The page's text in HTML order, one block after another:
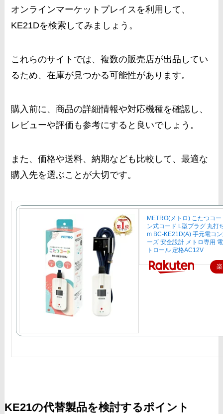
オンラインマーケットプレイスを利用して、
KE21Dを検索してみましょう。
これらのサイトでは、複数の販売店が出品してい
るため、在庫が見つかる可能性があります。
購入前に、商品の詳細情報や対応機種を確認し、
レビューや評価も参考にすると良いでしょう。
また、価格や送料、納期なども比較して、最適な
購入先を選ぶことが大切です。
METRO(メトロ) こたつコ
ン式コード L型プラグ 丸打
m BC-KE21D(A) 手元電コ
ーズ 安全設計 メトロ専用
トロール 定格AC12V
KE21の代替製品を検討するポイント